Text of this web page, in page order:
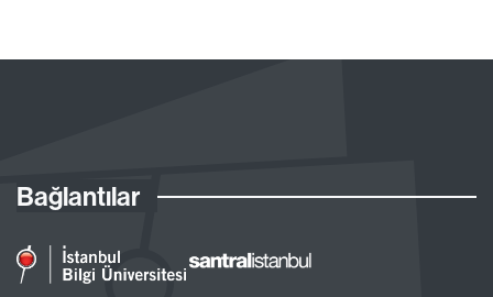
Bağlantılar